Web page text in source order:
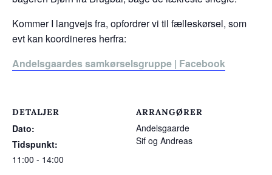
Kommer I langvejs fra, opfordrer vi til fælleskørsel, som
evt kan koordineres herfra:
Andelsgaardes samkørselsgruppe | Facebook
DETALJER
Dato:
Tidspunkt:
11:00 - 14:00
ARRANGØRER
Andelsgaarde
Sif og Andreas